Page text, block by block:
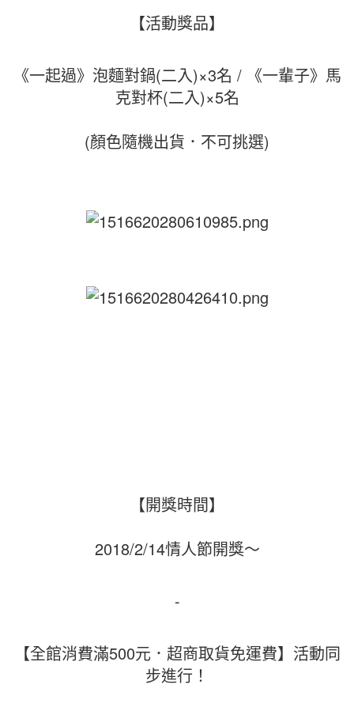
【活動獎品】
《一起過》泡麵對鍋(二入)×3名 / 《一輩子》馬
克對杯(二入)×5名
(顏色隨機出貨．不可挑選)
【開獎時間】
2018/2/14情人節開獎～
-
【全館消費滿500元．超商取貨免運費】活動同
步進行！